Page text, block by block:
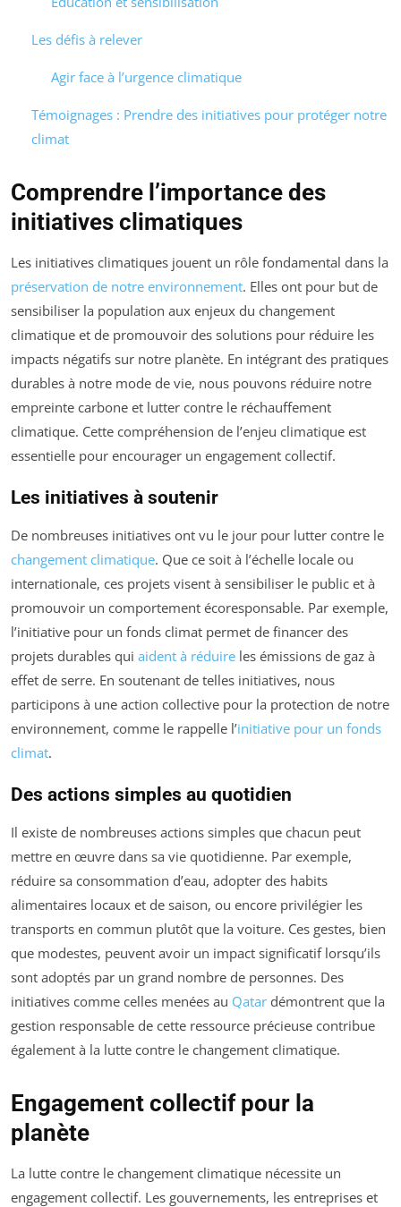
Les défis à relever
Agir face à l’urgence climatique
Témoignages : Prendre des initiatives pour protéger notre
climat
Comprendre l’importance des
initiatives climatiques
Les initiatives climatiques jouent un rôle fondamental dans la
préservation de notre environnement. Elles ont pour but de
sensibiliser la population aux enjeux du changement
climatique et de promouvoir des solutions pour réduire les
impacts négatifs sur notre planète. En intégrant des pratiques
durables à notre mode de vie, nous pouvons réduire notre
empreinte carbone et lutter contre le réchauffement
climatique. Cette compréhension de l’enjeu climatique est
essentielle pour encourager un engagement collectif.
Les initiatives à soutenir
De nombreuses initiatives ont vu le jour pour lutter contre le
changement climatique. Que ce soit à l’échelle locale ou
internationale, ces projets visent à sensibiliser le public et à
promouvoir un comportement écoresponsable. Par exemple,
l’initiative pour un fonds climat permet de financer des
projets durables qui aident à réduire les émissions de gaz à
effet de serre. En soutenant de telles initiatives, nous
participons à une action collective pour la protection de notre
environnement, comme le rappelle l’initiative pour un fonds
climat.
Des actions simples au quotidien
Il existe de nombreuses actions simples que chacun peut
mettre en œuvre dans sa vie quotidienne. Par exemple,
réduire sa consommation d’eau, adopter des habits
alimentaires locaux et de saison, ou encore privilégier les
transports en commun plutôt que la voiture. Ces gestes, bien
que modestes, peuvent avoir un impact significatif lorsqu’ils
sont adoptés par un grand nombre de personnes. Des
initiatives comme celles menées au Qatar démontrent que la
gestion responsable de cette ressource précieuse contribue
également à la lutte contre le changement climatique.
Engagement collectif pour la
planète
La lutte contre le changement climatique nécessite un
engagement collectif. Les gouvernements, les entreprises et